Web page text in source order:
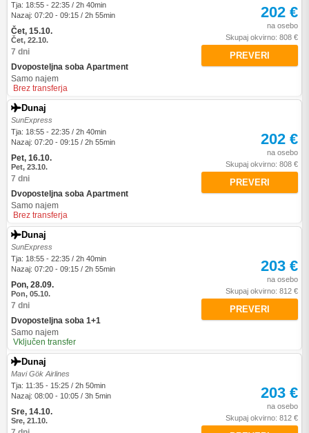
Tja: 18:55 - 22:35 / 2h 40min
Nazaj: 07:20 - 09:15 / 2h 55min
Čet, 15.10.
Čet, 22.10.
7 dni
Dvoposteljna soba Apartment
Samo najem
Brez transferja
202 €
na osebo
Skupaj okvirno: 808 €
PREVERI
Dunaj
SunExpress
Tja: 18:55 - 22:35 / 2h 40min
Nazaj: 07:20 - 09:15 / 2h 55min
Pet, 16.10.
Pet, 23.10.
7 dni
Dvoposteljna soba Apartment
Samo najem
Brez transferja
202 €
na osebo
Skupaj okvirno: 808 €
PREVERI
Dunaj
SunExpress
Tja: 18:55 - 22:35 / 2h 40min
Nazaj: 07:20 - 09:15 / 2h 55min
Pon, 28.09.
Pon, 05.10.
7 dni
Dvoposteljna soba 1+1
Samo najem
Vključen transfer
203 €
na osebo
Skupaj okvirno: 812 €
PREVERI
Dunaj
Mavi Gök Airlines
Tja: 11:35 - 15:25 / 2h 50min
Nazaj: 08:00 - 10:05 / 3h 5min
Sre, 14.10.
Sre, 21.10.
203 €
na osebo
Skupaj okvirno: 812 €